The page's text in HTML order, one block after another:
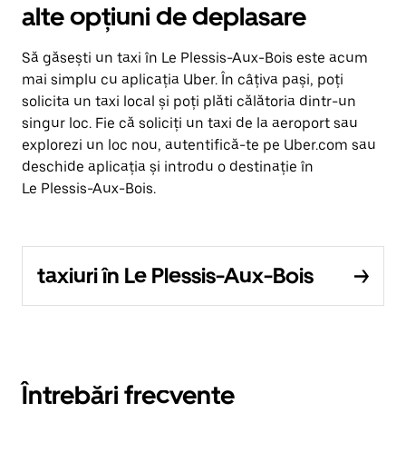
alte opțiuni de deplasare
Să găsești un taxi în Le Plessis-Aux-Bois este acum
mai simplu cu aplicația Uber. În câțiva pași, poți
solicita un taxi local și poți plăti călătoria dintr-un
singur loc. Fie că soliciți un taxi de la aeroport sau
explorezi un loc nou, autentifică-te pe Uber.com sau
deschide aplicația și introdu o destinație în
Le Plessis-Aux-Bois.
taxiuri în Le Plessis-Aux-Bois
Întrebări frecvente